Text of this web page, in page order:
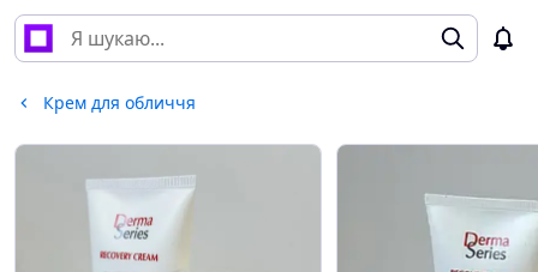
Крем для обличчя